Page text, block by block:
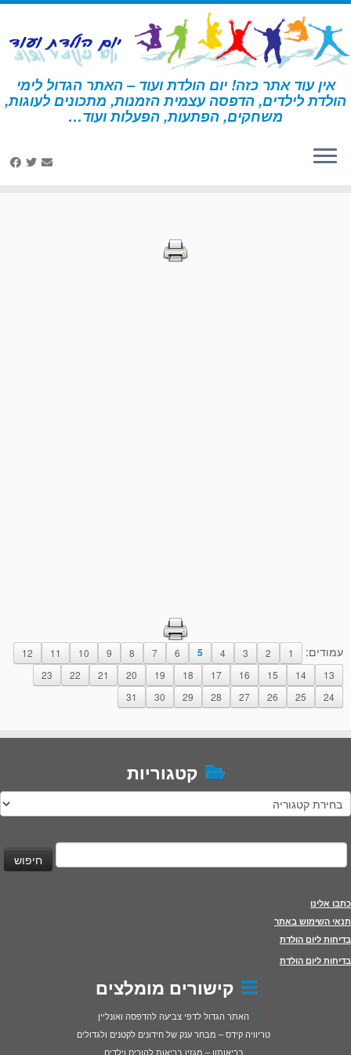
דלג
לתוכן
אין עוד אתר כזה! יום הולדת ועוד – האתר הגדול לימי
הולדת לילדים, הדפסה עצמית הזמנות, מתכונים לעוגות,
משחקים, הפתעות, הפעלות ועוד… דף הבית » הדפסות – מדע » עמוד 5
הדפסות – מדע
עמודים: 1
2
3
4
5
6
7
8
9
10
11
12
13
14
15
16
17
18
19
20
21
22
23
24
25
26
27
28
29
30
31
קטגוריות
קטגוריות
כתבו אלינו
תנאי השימוש באתר
בדיחות ליום הולדת
בדיחות ליום הולדת
קישורים מומלצים
האתר הגדול לדפי צביעה להדפסה ואונליין
טריוויה קידס – מבחר ענק של חידונים לקטנים ולגדולים
בריאותון – מגזין בריאות להורים וילדים